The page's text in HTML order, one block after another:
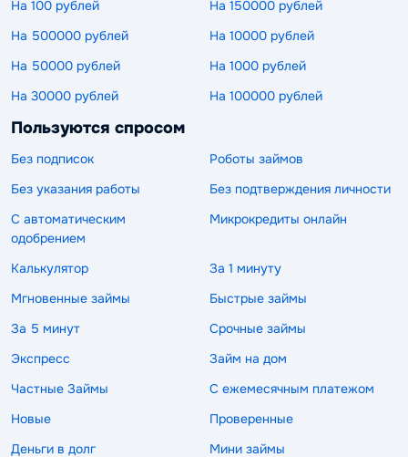
На 100 рублей
На 150000 рублей
На 500000 рублей
На 10000 рублей
На 50000 рублей
На 1000 рублей
На 30000 рублей
На 100000 рублей
Пользуются спросом
Без подписок
Роботы займов
Без указания работы
Без подтверждения личности
С автоматическим
одобрением
Микрокредиты онлайн
Калькулятор
За 1 минуту
Мгновенные займы
Быстрые займы
За 5 минут
Срочные займы
Экспресс
Займ на дом
Частные Займы
С ежемесячным платежом
Новые
Проверенные
Деньги в долг
Мини займы